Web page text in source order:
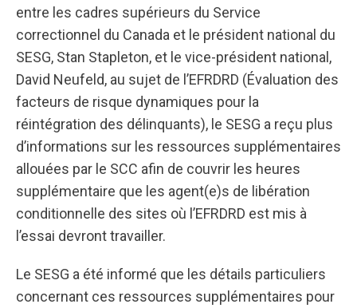
entre les cadres supérieurs du Service
correctionnel du Canada et le président national du
SESG, Stan Stapleton, et le vice-président national,
David Neufeld, au sujet de l’EFRDRD (Évaluation des
facteurs de risque dynamiques pour la
réintégration des délinquants), le SESG a reçu plus
d’informations sur les ressources supplémentaires
allouées par le SCC afin de couvrir les heures
supplémentaire que les agent(e)s de libération
conditionnelle des sites où l’EFRDRD est mis à
l’essai devront travailler.
Le SESG a été informé que les détails particuliers
concernant ces ressources supplémentaires pour